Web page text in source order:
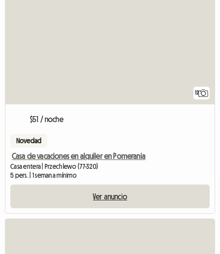
12
$51 / noche
Novedad
Casa de vacaciones en alquiler en Pomerania
Casa entera | Przechlewo (77-320)
5 pers. | 1 semana mínimo
Ver anuncio